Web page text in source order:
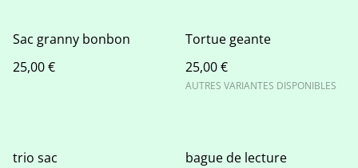
Sac granny bonbon
25,00 €
Tortue geante
25,00 €
AUTRES VARIANTES DISPONIBLES
trio sac
bague de lecture